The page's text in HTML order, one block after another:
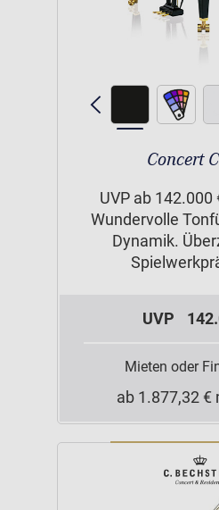
Concert
UVP ab 142.000
Wundervolle
Dynamik.
UVP
Mieten oder
ab 1.877,32 €